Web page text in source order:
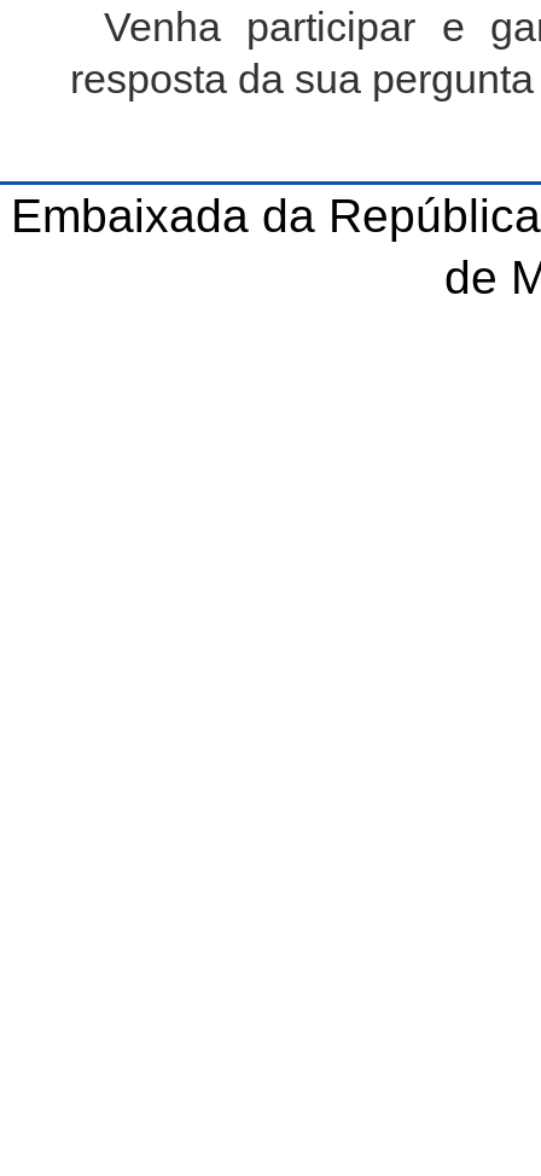
Venha participar e
resposta da sua
Embaixada da
de